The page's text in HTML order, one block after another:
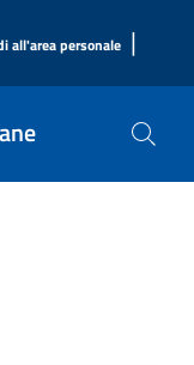
all'area personale |